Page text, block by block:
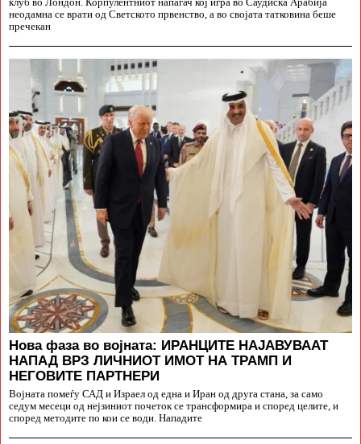
клуб во Лондон. Корпулентниот напаѓач кој игра во Саудиска Арабија
неодамна се врати од Светското првенство, а во својата татковина беше
пречекан
Нова фаза во војната: ИРАНЦИТЕ НАЈАВУВААТ
НАПАД ВРЗ ЛИЧНИОТ ИМОТ НА ТРАМП И
НЕГОВИТЕ ПАРТНЕРИ
Војната помеѓу САД и Израел од една и Иран од друга стана, за само
седум месеци од нејзиниот почеток се трансформира и според целите, и
според методите по кои се води. Нападите